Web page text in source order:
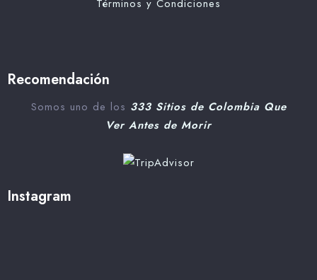
Términos y Condiciones
Recomendación
Somos uno de los 333 Sitios de Colombia Que
Ver Antes de Morir
Instagram